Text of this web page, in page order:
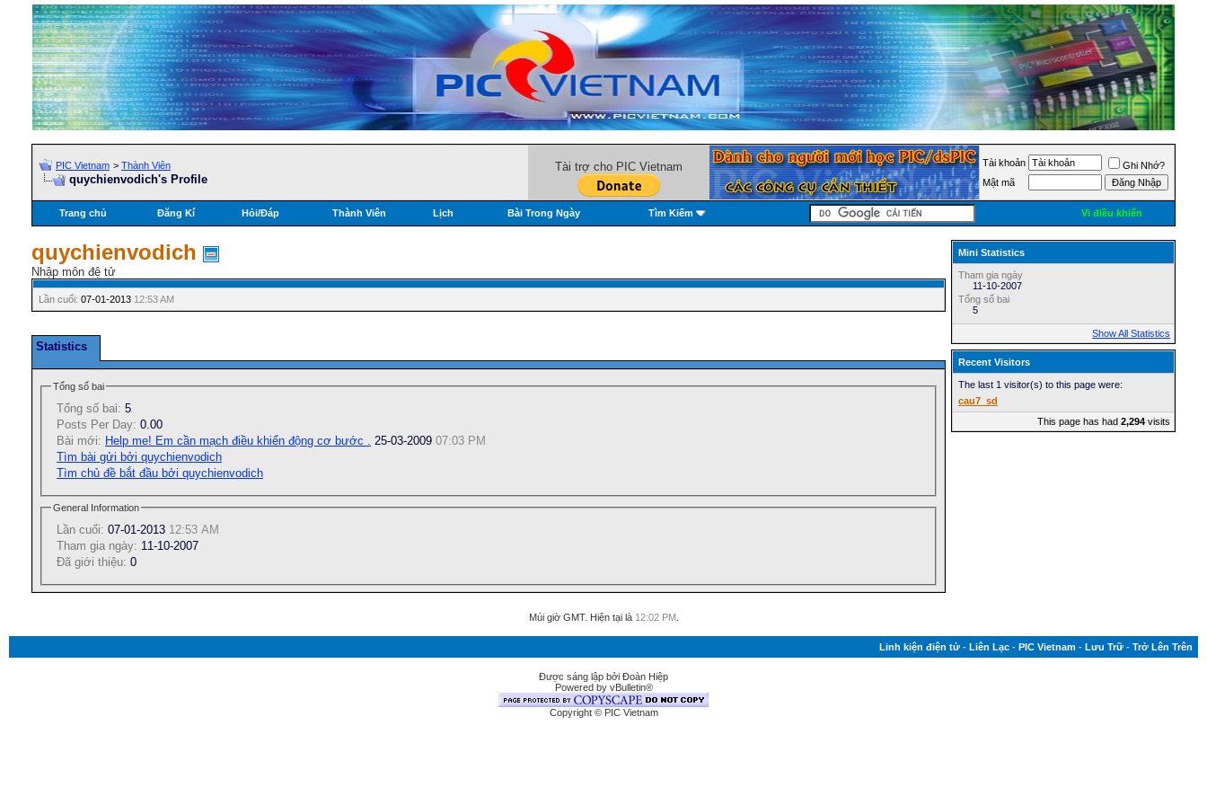
PIC Vietnam > Thành Viên
quychienvodich's Profile
Tài trợ cho PIC Vietnam Tài khoản
Ghi Nhớ?
Mật mã
Trang chủ Đăng Kí Hỏi/Ðáp Thành Viên Lịch Bài Trong Ngày Tìm Kiếm Vi điều khiển
quychienvodich
Nhập môn đệ tử
Lần cuối: 07-01-2013 12:53 AM
Statistics
Tổng số bai
Tổng số bai: 5
Posts Per Day: 0.00
Bài mới: Help me! Em cần mạch điều khiển động cơ bước . 25-03-2009 07:03 PM
Tìm bài gửi bởi quychienvodich
Tìm chủ đề bắt đầu bởi quychienvodich
General Information
Lần cuối: 07-01-2013 12:53 AM
Tham gia ngày: 11-10-2007
Ðã giới thiệu: 0
Mini Statistics
Tham gia ngày
11-10-2007
Tổng số bai
5
Show All Statistics
Recent Visitors
The last 1 visitor(s) to this page were:
cau7_sd
This page has had 2,294 visits
Múi giờ GMT. Hiện tại là 12:02 PM.
Linh kiện điện tử - Liên Lạc - PIC Vietnam - Lưu Trữ - Trở Lên Trên
Được sáng lập bởi Đoàn Hiệp
Powered by vBulletin®
Copyright © PIC Vietnam